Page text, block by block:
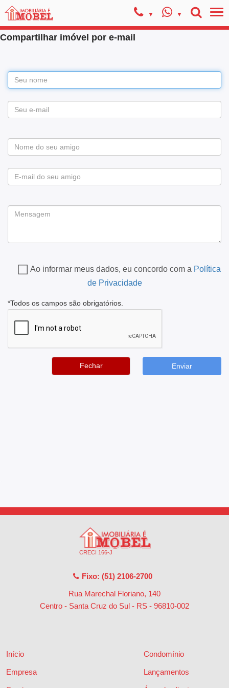
Compartilhar imóvel por e-mail
Ao informar meus dados, eu concordo com a Política
de Privacidade
*Todos os campos são obrigatórios.
Fechar
CRECI 166-J
Fixo: (51) 2106-2700
Rua Marechal Floriano, 140
Centro - Santa Cruz do Sul - RS - 96810-002
Início
Empresa
Condomínio
Lançamentos